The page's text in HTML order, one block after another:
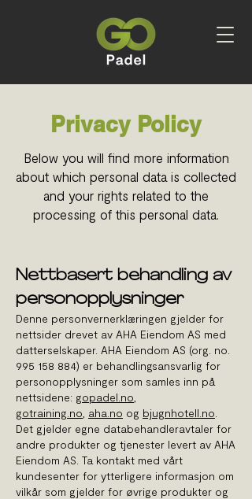
Privacy Policy
Below you will find more information
about which personal data is collected
and your rights related to the
processing of this personal data.
Nettbasert behandling av
personopplysninger
Denne personvernerklæringen gjelder for
nettsider drevet av AHA Eiendom AS med
datterselskaper. AHA Eiendom AS (org. no.
995 158 884) er behandlingsansvarlig for
personopplysninger som samles inn på
nettsidene: gopadel.no
gotraining.no aha.no og bjugnhotell.no
Det gjelder egne databehandleravtaler for
andre produkter og tjenester levert av AHA
Eiendom AS. Ta kontakt med vårt
kundesenter for ytterligere informasjon om
vilkår som gjelder for øvrige produkter og